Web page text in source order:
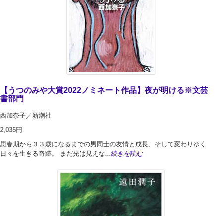
【うつのみや大賞2022ノミネート作品】夜が明ける※文芸
書部門
西加奈子／新潮社
2,035円
思春期から３３歳になるまでの男同士の友情と成長、そして変わりゆく
日々を生きる奇跡。 まだ光は見えな... 続きを読む